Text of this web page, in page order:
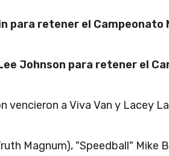
para retener el Campeonato
Johnson para retener el
vencieron a Viva Van y Lacey
Magnum), "Speedball" Mike